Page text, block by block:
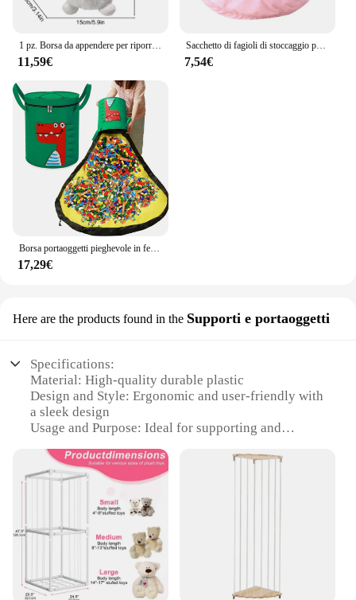
1 pz. Borsa da appendere per riporre sopra la porta, organizer per roba, giocattoli per bambini, portaoggetti per giocattoli animali, peluche/amaca, borsa a rete da appendere
11,59€
Sacchetto di fagioli di stoccaggio per giocattoli morbidi Animali di peluche Stoccaggio Giocattoli di peluche Sacchetto di stoccaggio Colore solido Morbido e corto Fagiolo di peluche Coprisedia 16 pollici
7,54€
Borsa portaoggetti pieghevole in feltro staccabile, organizer per animali carini, borse a chiusura lampo, antipolvere, grande blocco di costruzione, tappetino da gioco per bambini
17,29€
Here are the products found in the Supporti e portaoggetti
Specifications:
Material: High-quality durable plastic
Design and Style: Ergonomic and user-friendly with
a sleek design
Usage and Purpose: Ideal for supporting and
Typical Adaptive Scenario: Perfect for pet stores,
veterinary clinics, and animal shelters
sets for easy storage and organization
Performance and Property: Sturdy and lightweight,
ensuring safety and ease of handling
**Versatile and Efficient Animal Support**